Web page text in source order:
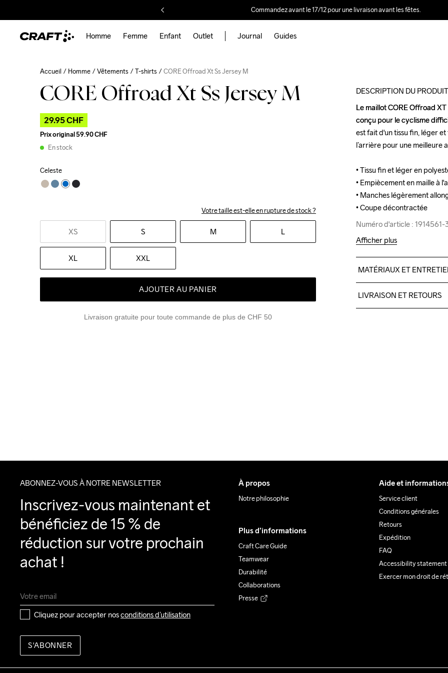
Commandez avant le 17/12 pour une livraison avant les fêtes.
Homme Femme Enfant Outlet Journal Guides
Accueil Homme Vêtements T-shirts CORE Offroad Xt Ss Jersey M
CORE Offroad Xt Ss Jersey M
29.95 CHF
Prix original59.90 CHF
En stock
Celeste
Votre taille est-elle en rupture de stock ?
XS S M L
XL XXL
AJOUTER AU PANIER
Livraison gratuite pour toute commande de plus de CHF 50
DESCRIPTION DU PRODUIT
Le maillot CORE Offroad
conçu pour le cyclisme
est fait d'un tissu fin, léger
l’arrière pour une meilleure
• Tissu fin et léger en
• Empiècement en maille à
• Manches légèrement
• Coupe décontractée
Numéro d'article :
Le maillot CORE Offroad
conçu pour le cyclisme
est fait d'un tissu fin, léger
l’arrière pour une meilleure
• Tissu fin et léger en
• Empiècement en maille à
• Manches légèrement
• Coupe décontractée
Numéro d'article :
Afficher plus
MATÉRIAUX ET
100% Polyester-Recycled
LIVRAISON ET RETOURS
ABONNEZ-VOUS À NOTRE NEWSLETTER
Inscrivez-vous maintenant et
bénéficiez de 15 % de
réduction sur votre prochain
achat !
Cliquez pour accepter nos conditions d’utilisation
S'ABONNER
À propos
Notre philosophie
Plus d’informations
Craft Care Guide
Teamwear
Durabilité
Collaborations
Presse
Aide et
Service client
Conditions générales
Retours
Expédition
FAQ
Accessibility statement
Exercer mon droit de